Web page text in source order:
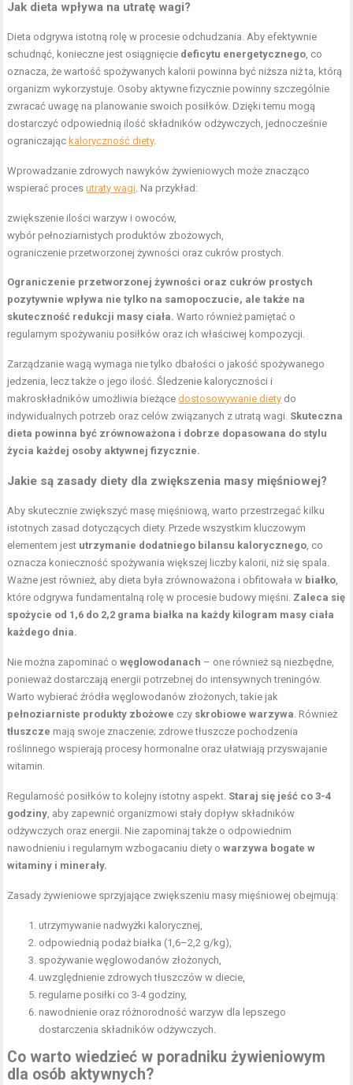
Jak dieta wpływa na utratę wagi?
Dieta odgrywa istotną rolę w procesie odchudzania. Aby efektywnie
schudnąć, konieczne jest osiągnięcie deficytu energetycznego, co
oznacza, że wartość spożywanych kalorii powinna być niższa niż ta, którą
organizm wykorzystuje. Osoby aktywne fizycznie powinny szczególnie
zwracać uwagę na planowanie swoich posiłków. Dzięki temu mogą
dostarczyć odpowiednią ilość składników odżywczych, jednocześnie
ograniczając kaloryczność diety.
Wprowadzanie zdrowych nawyków żywieniowych może znacząco
wspierać procesutraty wagi. Na przykład:
zwiększenie ilości warzyw i owoców,
wybór pełnoziarnistych produktów zbożowych,
ograniczenie przetworzonej żywności oraz cukrów prostych.
Ograniczenie przetworzonej żywności oraz cukrów prostych
pozytywnie wpływa nie tylko na samopoczucie, ale także na
skuteczność redukcji masy ciała. Warto również pamiętać o
regularnym spożywaniu posiłków oraz ich właściwej kompozycji.
Zarządzanie wagą wymaga nie tylko dbałości o jakość spożywanego
jedzenia, lecz także o jego ilość. Śledzenie kaloryczności i
makroskładników umożliwia bieżącedostosowywanie diety do
indywidualnych potrzeb oraz celów związanych z utratą wagi. Skuteczna
dieta powinna być zrównoważona i dobrze dopasowana do stylu
życia każdej osoby aktywnej fizycznie.
Jakie są zasady diety dla zwiększenia masy mięśniowej?
Aby skutecznie zwiększyć masę mięśniową, warto przestrzegać kilku
istotnych zasad dotyczących diety. Przede wszystkim kluczowym
elementem jest utrzymanie dodatniego bilansu kalorycznego, co
oznacza konieczność spożywania większej liczby kalorii, niż się spala.
Ważne jest również, aby dieta była zrównoważona i obfitowała w białko,
które odgrywa fundamentalną rolę w procesie budowy mięśni. Zaleca się
spożycie od 1,6 do 2,2 grama białka na każdy kilogram masy ciała
każdego dnia.
Nie można zapominać owęglowodanach – one również są niezbędne,
ponieważ dostarczają energii potrzebnej do intensywnych treningów.
Warto wybierać źródła węglowodanów złożonych, takie jak
pełnoziarniste produkty zbożowe czy skrobiowe warzywa. Również
tłuszcze mają swoje znaczenie; zdrowe tłuszcze pochodzenia
roślinnego wspierają procesy hormonalne oraz ułatwiają przyswajanie
witamin.
Regularność posiłków to kolejny istotny aspekt. Staraj się jeść co 3-4
godziny, aby zapewnić organizmowi stały dopływ składników
odżywczych oraz energii. Nie zapominaj także o odpowiednim
nawodnieniu i regularnym wzbogacaniu diety owarzywa bogate w
witaminy i minerały.
Zasady żywieniowe sprzyjające zwiększeniu masy mięśniowej obejmują:
utrzymywanie nadwyżki kalorycznej,
odpowiednią podaż białka (1,6–2,2 g/kg),
spożywanie węglowodanów złożonych,
uwzględnienie zdrowych tłuszczów w diecie,
regularne posiłki co 3-4 godziny,
nawodnienie oraz różnorodność warzyw dla lepszego
dostarczenia składników odżywczych.
Co warto wiedzieć w poradniku żywieniowym
dla osób aktywnych?